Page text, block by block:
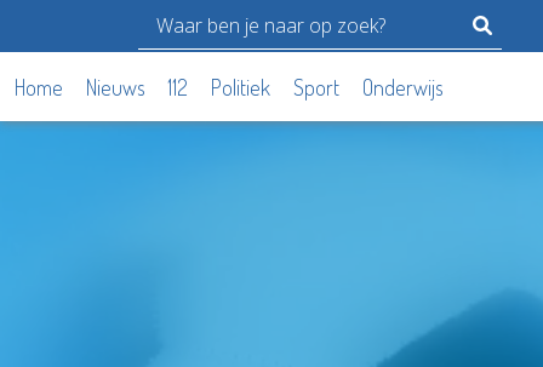
Home Nieuws 112 Politiek Sport Onderwijs